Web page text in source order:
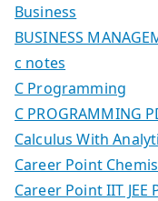
Business
BUSINESS
c notes
C Programming
C PROGRAMMING
Calculus With
Career Point
Career Point IIT JEE